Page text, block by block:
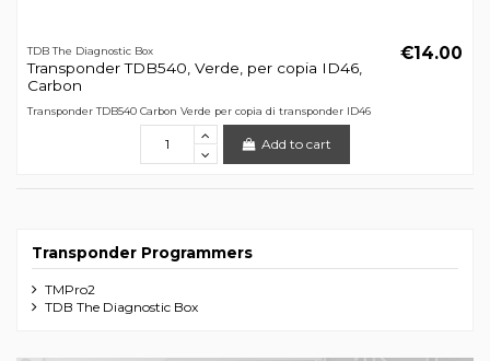
TDB The Diagnostic Box
Transponder TDB540, Verde, per copia ID46,
Carbon
€14.00
Transponder TDB540 Carbon Verde per copia di transponder ID46
Add to cart
Transponder Programmers
TMPro2
TDB The Diagnostic Box